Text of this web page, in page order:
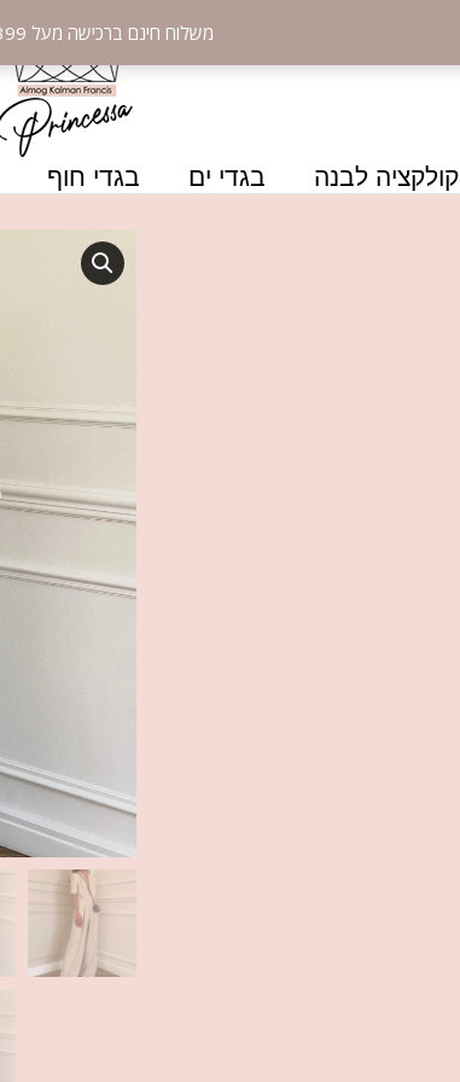
משלוח חינם ברכישה מעל 399 ש״ח
קולקציה לבנה בגדי ים בגדי חוף